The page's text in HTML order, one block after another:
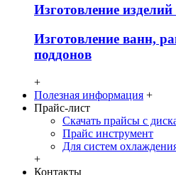
Изготовление
Изготовление ванн,
поддонов
+
Полезная информация +
Прайс-лист
Скачать прайсы с
Прайс инструмент
Для систем
+
Контакты